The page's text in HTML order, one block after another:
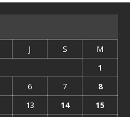
J S
M
1
6 7
8
13 14
15